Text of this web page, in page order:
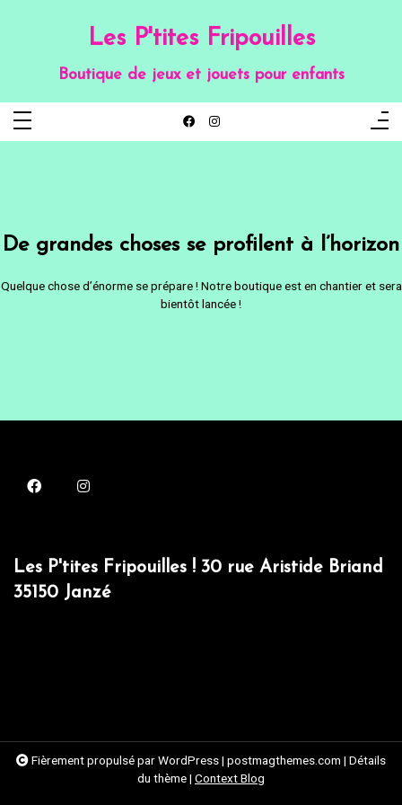
Les P'tites Fripouilles
Boutique de jeux et jouets pour enfants
De grandes choses se profilent à l’horizon
Quelque chose d’énorme se prépare ! Notre boutique est en chantier et sera
bientôt lancée !
Les P'tites Fripouilles ! 30 rue Aristide Briand
35150 Janzé
Fièrement propulsé par WordPress| postmagthemes.com | Détails
du thème| Context Blog